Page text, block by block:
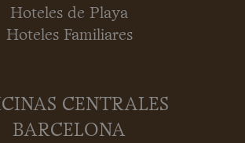
Hoteles de Playa
Hoteles Familiares
CENTRALES
BARCELONA